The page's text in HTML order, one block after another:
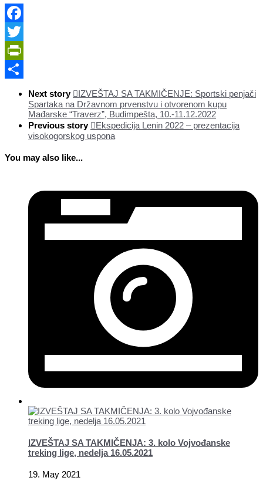
Facebook
Twitter
PrintFriendly
Next story
IZVEŠTAJ SA TAKMIČENJE: Sportski penjači
Spartaka na Državnom prvenstvu i otvorenom kupu
Mađarske “Traverz”, Budimpešta, 10.-11.12.2022
Previous story
Ekspedicija Lenin 2022 – prezentacija
visokogorskog uspona
You may also like...
IZVEŠTAJ SA TAKMIČENJA: 3. kolo Vojvođanske
treking lige, nedelja 16.05.2021
19. May 2021